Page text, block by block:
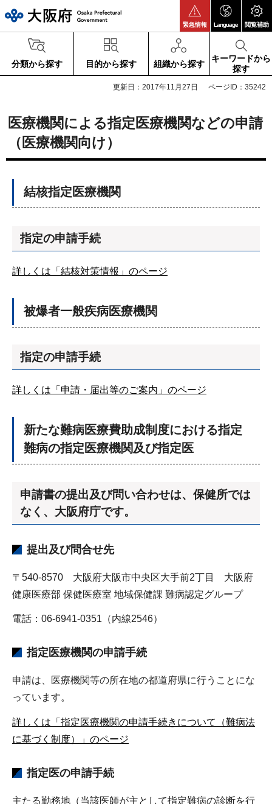
緊急情報 Language 閲覧補助
分類から探す 目的から探す 組織から探す
キーワードから
探す
更新日：2017年11月27日 ページID：35242
医療機関による指定医療機関などの申請
（医療機関向け）
結核指定医療機関
指定の申請手続
詳しくは「結核対策情報」のページ
被爆者一般疾病医療機関
指定の申請手続
詳しくは「申請・届出等のご案内」のページ
新たな難病医療費助成制度における指定
難病の指定医療機関及び指定医
申請書の提出及び問い合わせは、保健所では
なく、大阪府庁です。
提出及び問合せ先
〒540-8570 大阪府大阪市中央区大手前2丁目 大阪府
健康医療部 保健医療室 地域保健課 難病認定グループ
電話：06-6941-0351（内線2546）
指定医療機関の申請手続
申請は、医療機関等の所在地の都道府県に行うことにな
っています。
詳しくは「指定医療機関の申請手続きについて（難病法
に基づく制度）」のページ
指定医の申請手続
主たる勤務地（当該医師が主として指定難病の診断を行